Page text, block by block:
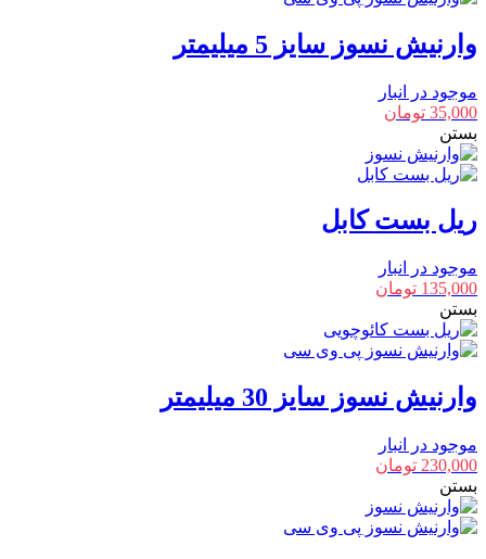
وارنیش نسوز سایز 5 میلیمتر
موجود در انبار
35,000 تومان
بستن
ریل بست کابل
موجود در انبار
135,000 تومان
بستن
وارنیش نسوز سایز 30 میلیمتر
موجود در انبار
230,000 تومان
بستن